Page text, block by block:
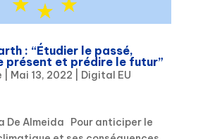
: “Étudier le passé,
présent et prédire le futur”
Mai 13, 2022
Digital EU
De Almeida Pour anticiper le